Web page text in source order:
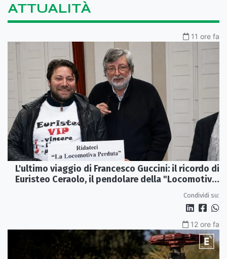
ATTUALITÀ
11 ore fa
L'ultimo viaggio di Francesco Guccini: il ricordo di
Euristeo Ceraolo, il pendolare della "Locomotiva
Condividi su:
12 ore fa